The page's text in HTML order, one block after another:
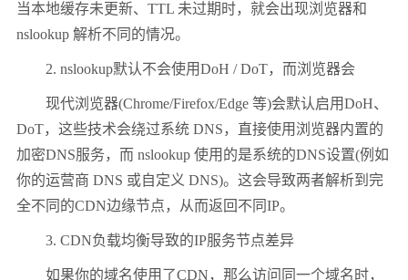
当本地缓存未更新、TTL 未过期时，就会出现浏览器和
nslookup 解析不同的情况。
2. nslookup默认不会使用DoH / DoT，而浏览器会
现代浏览器(Chrome/Firefox/Edge 等)会默认启用DoH、
DoT，这些技术会绕过系统 DNS，直接使用浏览器内置的
加密DNS服务，而 nslookup 使用的是系统的DNS设置(例如
你的运营商 DNS 或自定义 DNS)。这会导致两者解析到完
全不同的CDN边缘节点，从而返回不同IP。
3. CDN负载均衡导致的IP服务节点差异
如果你的域名使用了CDN，那么访问同一个域名时，